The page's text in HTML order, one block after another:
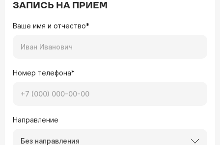
ЗАПИСЬ НА ПРИЕМ
Ваше имя и отчество*
Номер телефона*
Направление
Без направления